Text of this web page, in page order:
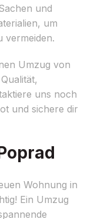
und
um
vermeiden.
Umzug von
uns noch
und sichere dir
Wohnung in
Ein Umzug